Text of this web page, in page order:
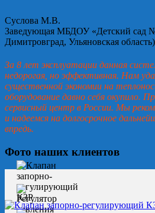
Суслова М.В.
Заведующая МБДОУ «Детский сад №
Димитровград, Ульяновская область)
За 8 лет эксплуатации данная
недорогая, но эффективная. Нам
существенной экономии на
оборудование давно себя окупило.
сервисный центр в России. Мы
и надеемся на долгосрочное
впредь.
Фото наших клиентов